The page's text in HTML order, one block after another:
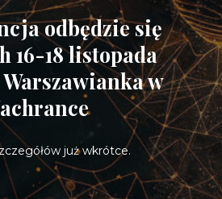
odbędzie się
16-18 listopada
w
już wkrótce.